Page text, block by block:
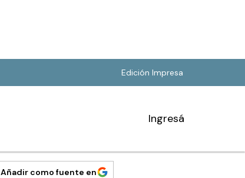
Edición Impresa
Ingresá
Añadir como fuente en